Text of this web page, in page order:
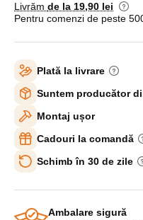
Livrăm de la 19,90 lei
Pentru comenzi de peste
Plată la livrare
Suntem producător
Montaj ușor
Cadouri la comandă
Schimb în 30 de zile
Ambalare sigură